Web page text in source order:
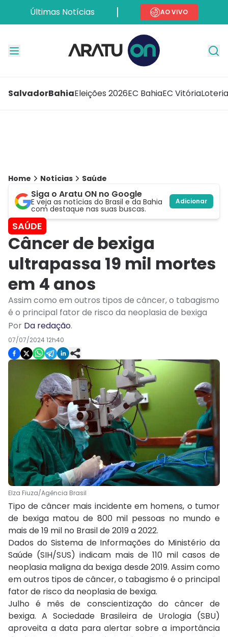
Últimas Notícias AO VIVO
SalvadorBahiaEleições 2026EC BahiaEC Vitória
Home Notícias Saúde
Siga o Aratu ON no Google
E veja as notícias do Brasil e da Bahia
com destaque nas suas buscas.
Adicionar
SAÚDE
Câncer de bexiga
ultrapassa 19 mil mortes
em 4 anos
Assim como em outros tipos de câncer, o tabagismo
é o principal fator de risco da neoplasia de bexiga
Por Da redação.
07/07/2024 12h40
Elza Fiuza/Agência Brasil
Tipo de câncer mais incidente em homens, o tumor
de bexiga matou de 800 mil pessoas no mundo e
mais de 19 mil no Brasil de 2019 a 2022.
Dados do Sistema de Informações do Ministério da
Saúde (SIH/SUS) indicam mais de 110 mil casos de
neoplasia maligna da bexiga desde 2019. Assim como
em outros tipos de câncer, o tabagismo é o principal
fator de risco da neoplasia de bexiga.
Julho é mês de conscientização do câncer de
bexiga. A Sociedade Brasileira de Urologia (SBU)
aproveita a data para alertar sobre a importância